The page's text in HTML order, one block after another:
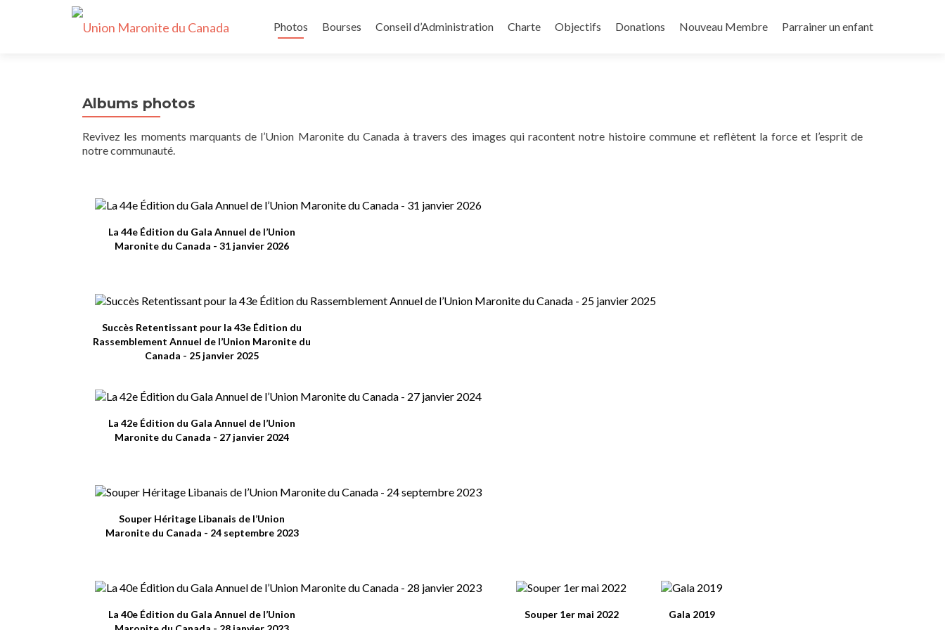
to
content
Photos Bourses Conseil d’Administration Charte Objectifs Donations Nouveau Membre Parrainer un enfant
Albums photos
Revivez les moments marquants de l’Union Maronite du Canada à travers des images qui racontent notre histoire commune et reflètent la force et l’esprit de
notre communauté.
La 44e Édition du Gala Annuel de l’Union
Maronite du Canada - 31 janvier 2026
Succès Retentissant pour la 43e Édition du
Rassemblement Annuel de l’Union Maronite du
Canada - 25 janvier 2025
La 42e Édition du Gala Annuel de l’Union
Maronite du Canada - 27 janvier 2024
Souper Héritage Libanais de l’Union
Maronite du Canada - 24 septembre 2023
La 40e Édition du Gala Annuel de l’Union
Souper 1er mai 2022 Gala 2019